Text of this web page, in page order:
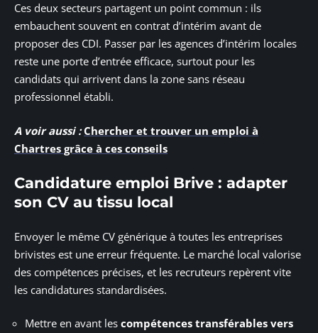
Ces deux secteurs partagent un point commun : ils
embauchent souvent en contrat d’intérim avant de
proposer des CDI. Passer par les agences d’intérim locales
reste une porte d’entrée efficace, surtout pour les
candidats qui arrivent dans la zone sans réseau
professionnel établi.
A voir aussi : Chercher et trouver un emploi à
Chartres grâce à ces conseils
Candidature emploi Brive : adapter
son CV au tissu local
Envoyer le même CV générique à toutes les entreprises
brivistes est une erreur fréquente. Le marché local valorise
des compétences précises, et les recruteurs repèrent vite
les candidatures standardisées.
Mettre en avant les compétences transférables vers